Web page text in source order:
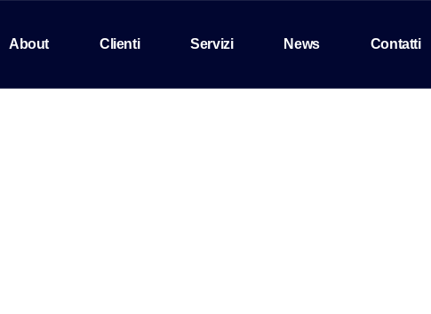
About Clienti Servizi News Contatti